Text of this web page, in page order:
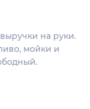
выручки на руки.
мойки и